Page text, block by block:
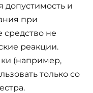
допустимость и
при
не
реакции.
(например,
только со